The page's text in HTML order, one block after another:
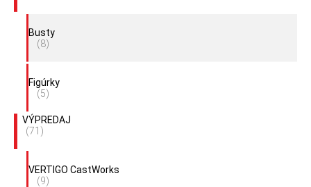
Busty
(8)
Figúrky
(5)
VÝPREDAJ
(71)
VERTIGO CastWorks
(9)